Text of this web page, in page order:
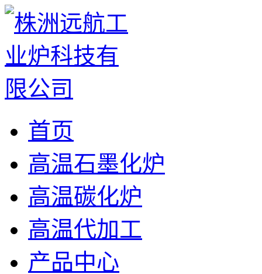
首页
高温石墨化炉
高温碳化炉
高温代加工
产品中心